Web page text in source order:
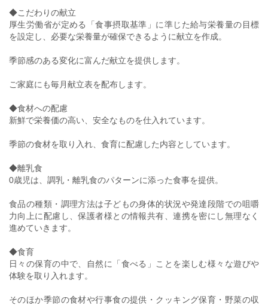
◆こだわりの献立
厚生労働省が定める「食事摂取基準」に準じた給与栄養量の目標
を設定し、必要な栄養量が確保できるように献立を作成。
季節感のある変化に富んだ献立を提供します。
ご家庭にも毎月献立表を配布します。
◆食材への配慮
新鮮で栄養価の高い、安全なものを仕入れています。
季節の食材を取り入れ、食育に配慮した内容としています。
◆離乳食
0歳児は、調乳・離乳食のパターンに添った食事を提供。
食品の種類・調理方法は子どもの身体的状況や発達段階での咀嚼
力向上に配慮し、保護者様との情報共有、連携を密にし無理なく
進めていきます。
◆食育
日々の保育の中で、自然に「食べる」ことを楽しむ様々な遊びや
体験を取り入れます。
そのほか季節の食材や行事食の提供・クッキング保育・野菜の収